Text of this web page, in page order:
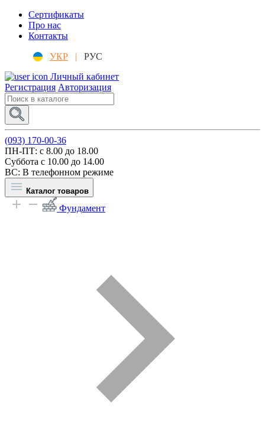
Сертификаты
Про нас
Контакты
УКР |
РУС
Личный кабинет
Регистрация Авторизация
(093) 170-00-36
ПН-ПТ: c 8.00 до 18.00
Суббота с 10.00 до 14.00
ВС: В телефонном режиме
Каталог товаров
Фундамент